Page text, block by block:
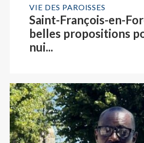
VIE DES PAROISSES
Saint-François-en-
belles propositions
nui...